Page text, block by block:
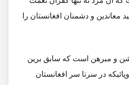
معاندین و دشمنان افغانستان را
و مبرهن است که سابق برین
در سرتا سر افغانستان